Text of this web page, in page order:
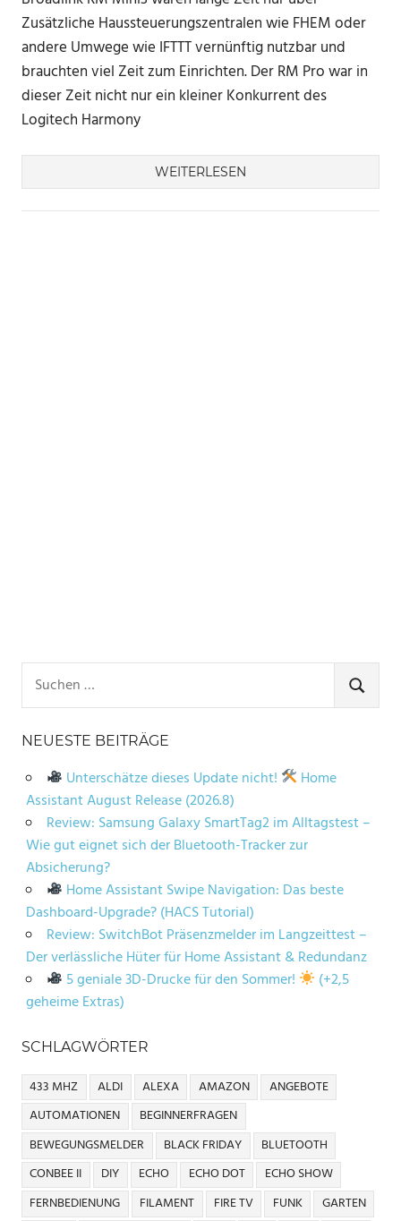
Zusätzliche Haussteuerungszentralen wie FHEM oder
andere Umwege wie IFTTT vernünftig nutzbar und
brauchten viel Zeit zum Einrichten. Der RM Pro war in
dieser Zeit nicht nur ein kleiner Konkurrent des
Logitech Harmony
WEITERLESEN
nach:
SUCHEN
NEUESTE BEITRÄGE
Unterschätze dieses Update nicht!
Home
Assistant August Release (2026.8)
Review: Samsung Galaxy SmartTag2 im Alltagstest –
Wie gut eignet sich der Bluetooth-Tracker zur
Absicherung?
Home Assistant Swipe Navigation: Das beste
Dashboard-Upgrade? (HACS Tutorial)
Review: SwitchBot Präsenzmelder im Langzeittest –
Der verlässliche Hüter für Home Assistant & Redundanz
5 geniale 3D-Drucke für den Sommer!
(+2,5
geheime Extras)
SCHLAGWÖRTER
433 MHZ ALDI ALEXA AMAZON
ANGEBOTE
AUTOMATIONEN
BEGINNERFRAGEN
BEWEGUNGSMELDER
BLACK FRIDAY
BLUETOOTH
CONBEE II
DIY ECHO ECHO DOT
ECHO SHOW
FERNBEDIENUNG
FILAMENT FIRE TV FUNK
GARTEN